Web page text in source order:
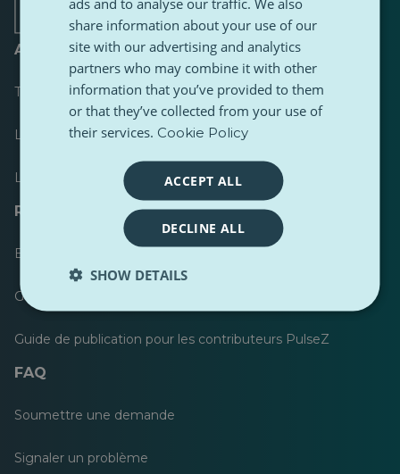
A propos de
Tableau de bord
Le plus publié
Les plus suivis
Ressources pour les journalistes
Boîtes à outils
Guide de style de contenu PulseZ
Guide de publication pour les contributeurs PulseZ
FAQ
Soumettre une demande
Signaler un problème
share information about your use of our
site with our advertising and analytics
partners who may combine it with other
information that you’ve provided to them
or that they’ve collected from your use of
their services. Cookie Policy
ACCEPT ALL
DECLINE ALL
SHOW DETAILS